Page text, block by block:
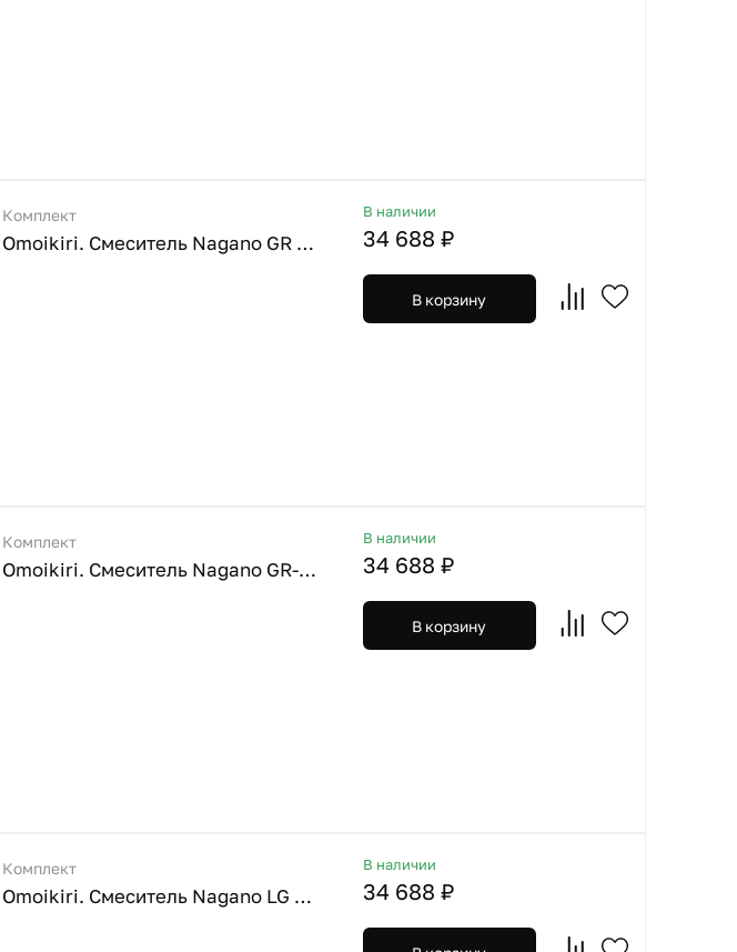
Комплект
Omoikiri. Смеситель Nagano GR Leningrad grey + Фильтр Pure Drop Lite
В наличии
34 688 ₽
В корзину
Комплект
Omoikiri. Смеситель Nagano GR-P leningrad grey + Фильтр Pure Drop Lite
В наличии
34 688 ₽
В корзину
Комплект
Omoikiri. Смеситель Nagano LG светлое золото + Фильтр Pure Drop Lite
В наличии
34 688 ₽